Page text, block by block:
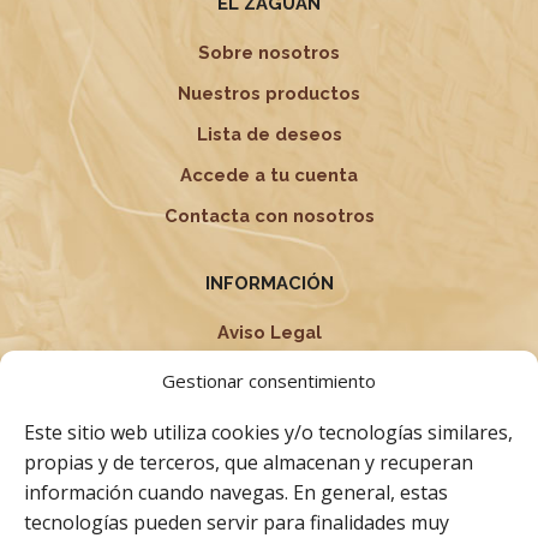
Gestionar consentimiento
Este sitio web utiliza cookies y/o tecnologías similares,
propias y de terceros, que almacenan y recuperan
información cuando navegas. En general, estas
tecnologías pueden servir para finalidades muy
Sobre nosotros
Nuestros productos
Lista de deseos
Accede a tu cuenta
Contacta con nosotros
INFORMACIÓN
Aviso Legal
Política de privacidad
Términos y Condiciones
Política de cookies